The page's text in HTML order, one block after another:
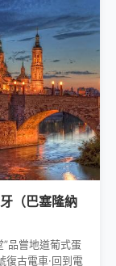
（巴塞隆納
品嘗地道葡式蛋
復古電車·回到電